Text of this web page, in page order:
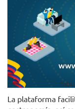
La plataforma